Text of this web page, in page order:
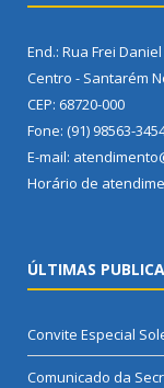
End.: Rua Frei
Centro - Santarém
CEP: 68720-000
Fone: (91) 98563-
E-mail:
Horário de
ÚLTIMAS
Convite Especial
Comunicado da